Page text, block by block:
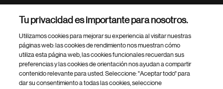
Footer Site Search
Tu privacidad es importante para nosotros.
Utilizamos cookies para mejorar su experiencia al visitar nuestras
páginas web: las cookies de rendimiento nos muestran cómo
utiliza esta página web, las cookies funcionales recuerdan sus
preferencias y las cookies de orientación nos ayudan a compartir
contenido relevante para usted. Seleccione: "Aceptar todo" para
dar su consentimiento a todas las cookies, seleccione